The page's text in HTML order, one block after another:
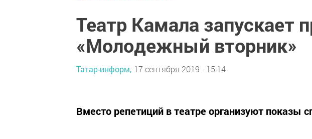
Театр Камала запускает
«Молодежный вторник»
Татар-информ, 17 сентября 2019 - 15:14
Вместо репетиций в театре организуют показы